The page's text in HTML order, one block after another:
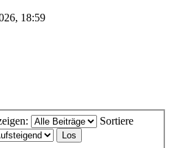
18:59
Sortiere